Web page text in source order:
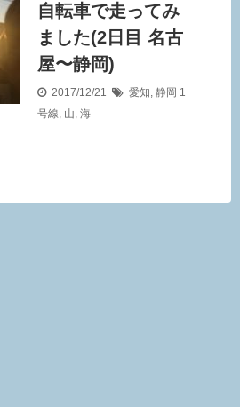
自転車で走ってみ
ました(2日目 名古
屋〜静岡)
2017/12/21 愛知, 静岡 1
号線, 山, 海